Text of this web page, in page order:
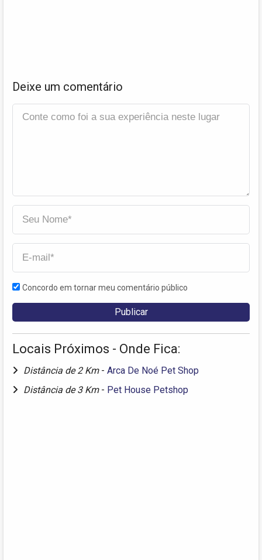
Deixe um comentário
Concordo em tornar meu comentário público
Locais Próximos - Onde Fica:
Distância de 2 Km - Arca De Noé Pet Shop
Distância de 3 Km - Pet House Petshop